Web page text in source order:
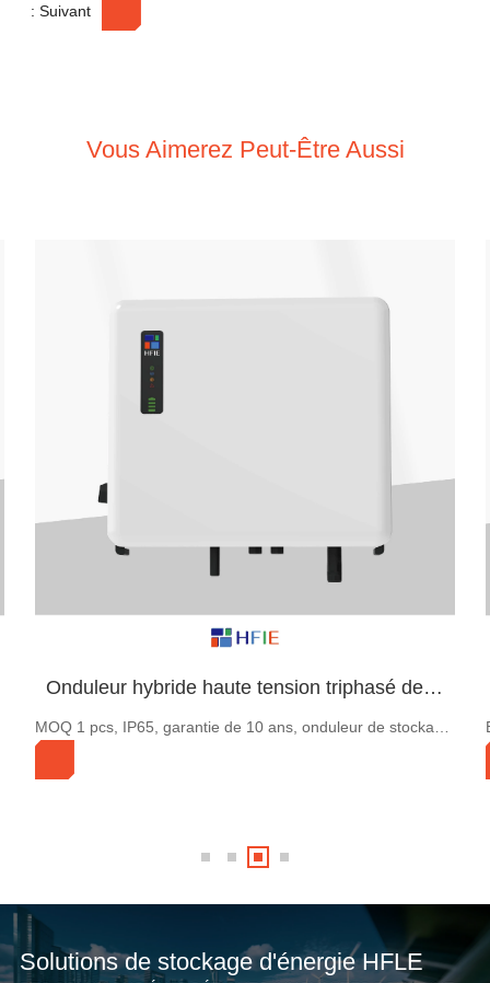
: Suivant
Vous Aimerez Peut-Être Aussi
Batterie de stockage d'énergie murale LFPWall-10kwh de stock UE
Solutions de stockage d'énergie HFLE